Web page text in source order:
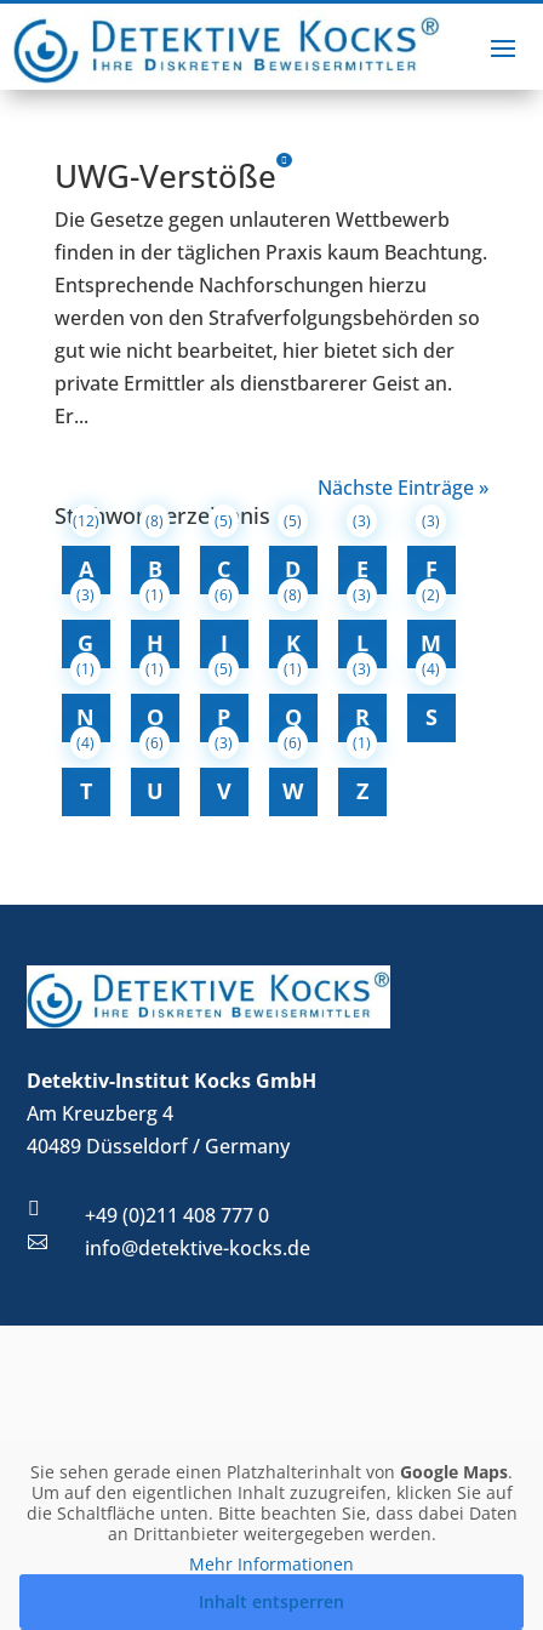
UWG-Verstöße
Die Gesetze gegen unlauteren Wettbewerb
finden in der täglichen Praxis kaum Beachtung.
Entsprechende Nachforschungen hierzu
werden von den Strafverfolgungsbehörden so
gut wie nicht bearbeitet, hier bietet sich der
private Ermittler als dienstbarerer Geist an.
Er...
Nächste Einträge »
Stichwortverzeichnis
A
(12)
B
(8)
C
(5)
D
(5)
E
(3)
F
(3)
G
(3)
H
(1)
I
(6)
K
(8)
L
(3)
M
(2)
N
(1)
O
(1)
P
(5)
Q
(1)
R
(3)
S
(4)
T
(4)
U
(6)
V
(3)
W
(6)
Z
(1)
Detektiv-Institut Kocks GmbH
Am Kreuzberg 4
40489 Düsseldorf / Germany
 +49 (0)211 408 777 0
 info@detektive-kocks.de
Sie sehen gerade einen Platzhalterinhalt von Google Maps.
Um auf den eigentlichen Inhalt zuzugreifen, klicken Sie auf
die Schaltfläche unten. Bitte beachten Sie, dass dabei Daten
an Drittanbieter weitergegeben werden.
Mehr Informationen
Inhalt entsperren